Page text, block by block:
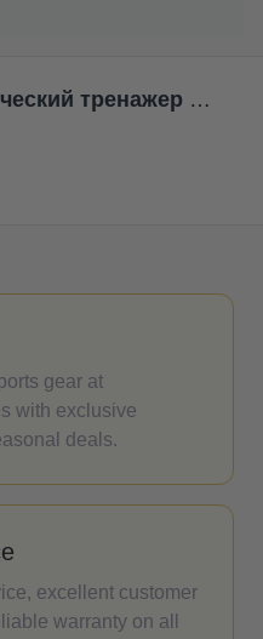
Kettler Эллиптический тренажер OMNIUM 500
gear at
with exclusive
deals.
excellent customer
warranty on all